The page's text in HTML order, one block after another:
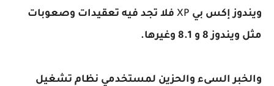
ويندوز إكس بي XP فلا تجد فيه تعقيدات وصعوبات
مثل ويندوز 8 و 8.1 وغيرها.
والخبر السىء والحزين لمستخدمي نظام تشغيل